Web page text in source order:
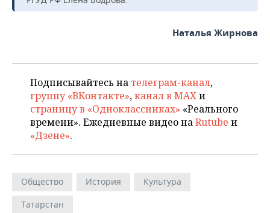
Наталья Жирнова
Подписывайтесь на телеграм-канал,
группу «ВКонтакте»,канал в MAXи
страницу в «Одноклассниках» «Реального
времени». Ежедневные видео наRutube и
«Дзене».
Общество История
Культура
Татарстан